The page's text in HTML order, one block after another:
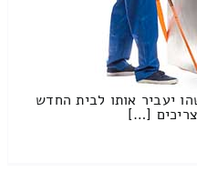
יעביר אותו לבית החדש
[…]